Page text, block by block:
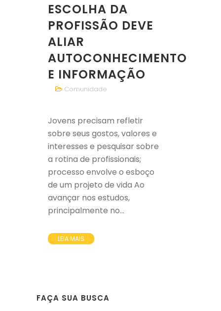
ESCOLHA DA
PROFISSÃO DEVE
ALIAR
AUTOCONHECIMENTO
E INFORMAÇÃO
Comunidade
Jovens precisam refletir
sobre seus gostos, valores e
interesses e pesquisar sobre
a rotina de profissionais;
processo envolve o esboço
de um projeto de vida Ao
avançar nos estudos,
principalmente no...
LEIA MAIS
FAÇA SUA BUSCA